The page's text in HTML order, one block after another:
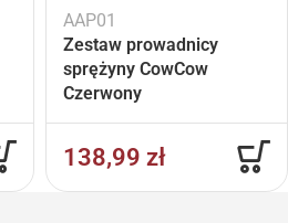
AAP01
Zestaw prowadnicy
sprężyny CowCow
Czerwony
138,99 zł